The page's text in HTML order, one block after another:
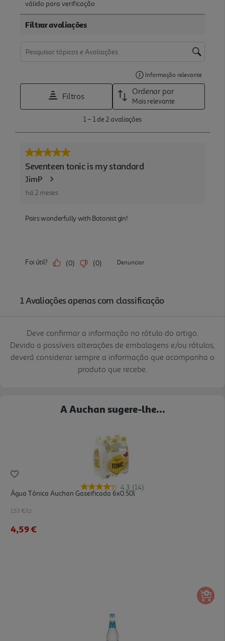
Deve confirmar a informação no rótulo do artigo.
Devido a possíveis alterações de embalagens e/ou rótulos,
deverá considerar sempre a informação que acompanha o
produto que recebe.
A Auchan sugere-lhe...
4.3 (14)
Água Tónica Auchan Gaseificada 6x0.50l
1.53 €/Lt
4,59 €